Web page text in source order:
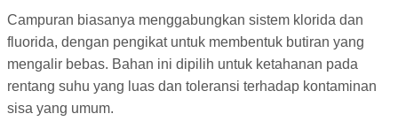
Campuran biasanya menggabungkan sistem klorida dan
fluorida, dengan pengikat untuk membentuk butiran yang
mengalir bebas. Bahan ini dipilih untuk ketahanan pada
rentang suhu yang luas dan toleransi terhadap kontaminan
sisa yang umum.